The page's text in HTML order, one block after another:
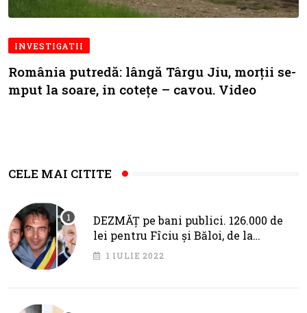
INVESTIGATII
România putredă: lângă Târgu Jiu, morții se-
mput la soare, in cotețe – cavou. Video
CELE MAI CITITE
DEZMĂȚ pe bani publici. 126.000 de
lei pentru Fîciu și Băloi, de la
primarul Cotojman
1 IULIE 2022